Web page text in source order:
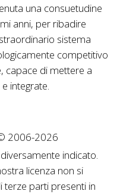
una consuetudine
anni, per ribadire
sistema
competitivo
capace di mettere a
integrate.
2006-2026
indicato.
licenza non si
terze parti presenti in